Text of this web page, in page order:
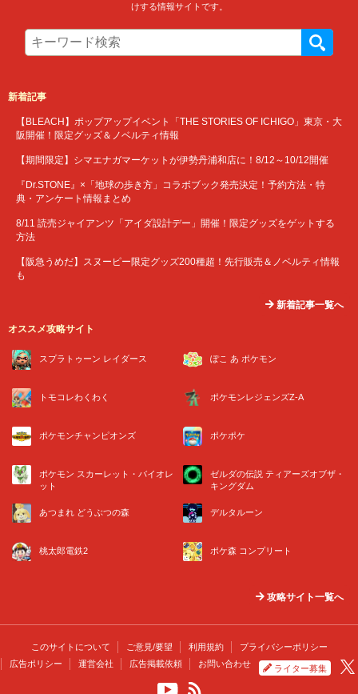
けする情報サイトです。
新着記事
【BLEACH】ポップアップイベント「THE STORIES OF ICHIGO」東京・大
阪開催！限定グッズ＆ノベルティ情報
【期間限定】シマエナガマーケットが伊勢丹浦和店に！8/12～10/12開催
『Dr.STONE』×「地球の歩き方」コラボブック発売決定！予約方法・特
典・アンケート情報まとめ
8/11 読売ジャイアンツ「アイダ設計デー」開催！限定グッズをゲットする
方法
【阪急うめだ】スヌーピー限定グッズ200種超！先行販売＆ノベルティ情報
も
新着記事一覧へ
オススメ攻略サイト
スプラトゥーン レイダース ぽこ あ ポケモン
トモコレわくわく ポケモンレジェンズZ-A
ポケモンチャンピオンズ ポケポケ
ポケモン スカーレット・バイオレ
ット
ゼルダの伝説 ティアーズオブザ・
キングダム
あつまれ どうぶつの森 デルタルーン
桃太郎電鉄2 ポケ森 コンプリート
攻略サイト一覧へ
このサイトについて ご意見/要望 利用規約
プライバシーポリシー
広告ポリシー
運営会社 広告掲載依頼 お問い合わせ ライター募集